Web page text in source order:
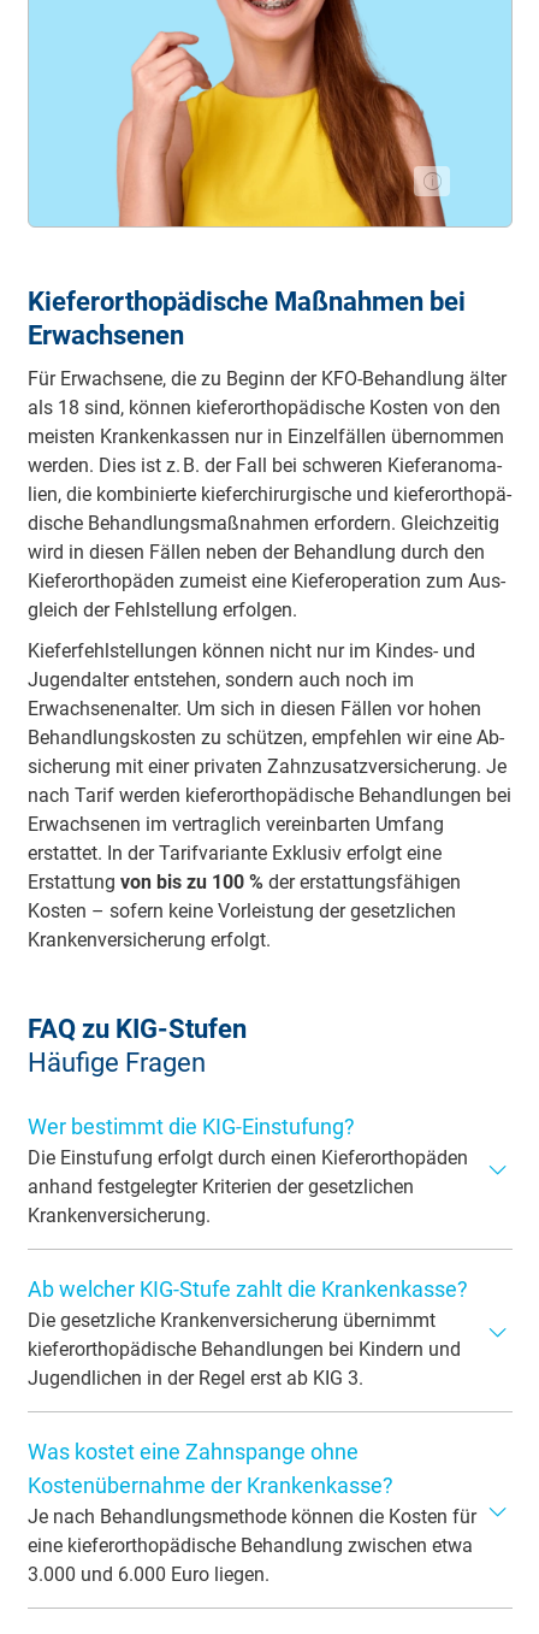
Kieferorthopädische Maßnahmen bei
Erwachsenen
Für Er­wach­sene, die zu Be­ginn der KFO-Be­hand­lung äl­ter
als 18 sind, können kie­fer­ortho­pä­di­sche Kos­ten von den
meis­ten Kran­ken­kas­sen nur in Ein­zel­fäl­len über­nom­men
wer­den. Dies ist z. B. der Fall bei schwe­ren Kie­fer­ano­ma­
lien, die kom­bi­nierte kie­fer­chi­rur­gi­sche und kie­fer­ortho­pä­
di­sche Be­hand­lungs­maß­nah­men er­for­dern. Gleich­zei­tig
wird in die­sen Fäl­len ne­ben der Be­hand­lung durch den
Kie­fer­ortho­pä­den zu­meist eine Kie­fer­ope­ra­tion zum Aus­
gleich der Fehl­stel­lung er­fol­gen.
Kieferfehlstellungen können nicht nur im Kindes- und
Jugendalter entstehen, sondern auch noch im
Erwachsenenalter. Um sich in diesen Fällen vor hohen
Behandlungskosten zu schützen, empfehlen wir eine Ab­
si­che­rung mit einer pri­va­ten Zahn­zu­satz­ver­si­che­rung. Je
nach Tarif werden kieferorthopädische Behandlungen bei
Erwachsenen im vertraglich vereinbarten Umfang
erstattet. In der Tarifvariante Exklusiv erfolgt eine
Erstattung von bis zu 100 % der erstattungsfähigen
Kosten – sofern keine Vorleistung der gesetzlichen
Krankenversicherung erfolgt.
FAQ zu KIG-Stufen
Häufige Fragen
Wer bestimmt die KIG-Einstufung?
Die Einstufung erfolgt durch einen Kieferorthopäden
anhand festgelegter Kriterien der gesetzlichen
Krankenversicherung.
Indikationsgruppe (KIG) nimmt ein Kieferorthopäde vor.
Dabei untersucht er die Zahn- und Kieferstellung und
bewertet verschiedene Faktoren wie Bisslage, Engstand
oder Platzmangel. Anhand dieser Kriterien wird
entschieden, welcher Schweregrad vorliegt und ob die
übernimmt.
Ab welcher KIG-Stufe zahlt die Krankenkasse?
Die gesetzliche Krankenversicherung übernimmt
kieferorthopädische Behandlungen bei Kindern und
Jugendlichen in der Regel erst ab KIG 3.
Zahnfehlstellungen meist als leicht und werden von der
gesetzlichen Krankenversicherung nicht bezahlt. Erst ab
KIG 3 werden kieferorthopädische Behandlungen als
medizinisch notwendig eingestuft. In diesen Fällen
übernimmt die Krankenkasse die Kosten in der Regel bis
Was kostet eine Zahnspange ohne
Kostenübernahme der Krankenkasse?
Je nach Behandlungsmethode können die Kosten für
eine kieferorthopädische Behandlung zwischen etwa
3.000 und 6.000 Euro liegen.